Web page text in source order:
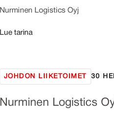
Nurminen Logistics Oyj
Lue tarina
JOHDON LIIKETOIMET 30
Nurminen Logistics